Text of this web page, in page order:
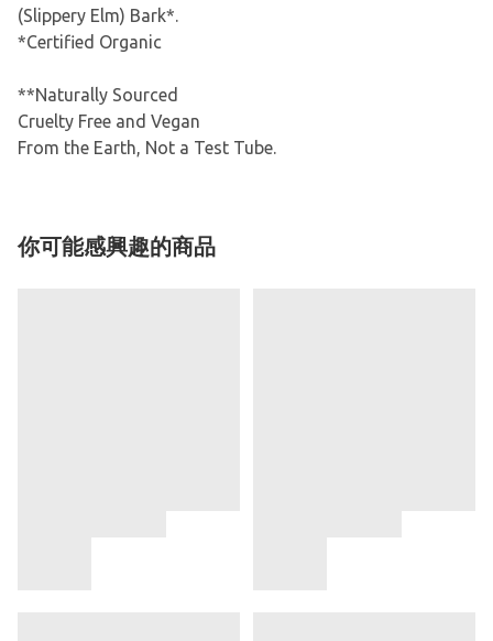
(Slippery Elm) Bark*.
*Certified Organic
**Naturally Sourced
Cruelty Free and Vegan
From the Earth, Not a Test Tube.
你可能感興趣的商品